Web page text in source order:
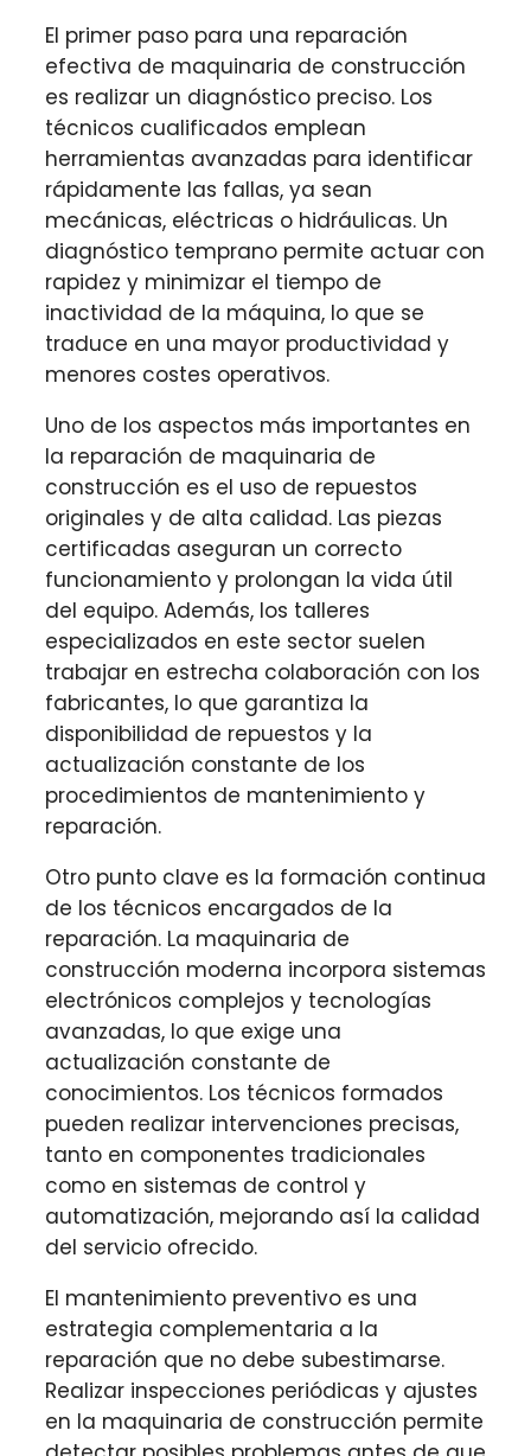
El primer paso para una reparación
efectiva de maquinaria de construcción
es realizar un diagnóstico preciso. Los
técnicos cualificados emplean
herramientas avanzadas para identificar
rápidamente las fallas, ya sean
mecánicas, eléctricas o hidráulicas. Un
diagnóstico temprano permite actuar con
rapidez y minimizar el tiempo de
inactividad de la máquina, lo que se
traduce en una mayor productividad y
menores costes operativos.
Uno de los aspectos más importantes en
la reparación de maquinaria de
construcción es el uso de repuestos
originales y de alta calidad. Las piezas
certificadas aseguran un correcto
funcionamiento y prolongan la vida útil
del equipo. Además, los talleres
especializados en este sector suelen
trabajar en estrecha colaboración con los
fabricantes, lo que garantiza la
disponibilidad de repuestos y la
actualización constante de los
procedimientos de mantenimiento y
reparación.
Otro punto clave es la formación continua
de los técnicos encargados de la
reparación. La maquinaria de
construcción moderna incorpora sistemas
electrónicos complejos y tecnologías
avanzadas, lo que exige una
actualización constante de
conocimientos. Los técnicos formados
pueden realizar intervenciones precisas,
tanto en componentes tradicionales
como en sistemas de control y
automatización, mejorando así la calidad
del servicio ofrecido.
El mantenimiento preventivo es una
estrategia complementaria a la
reparación que no debe subestimarse.
Realizar inspecciones periódicas y ajustes
en la maquinaria de construcción permite